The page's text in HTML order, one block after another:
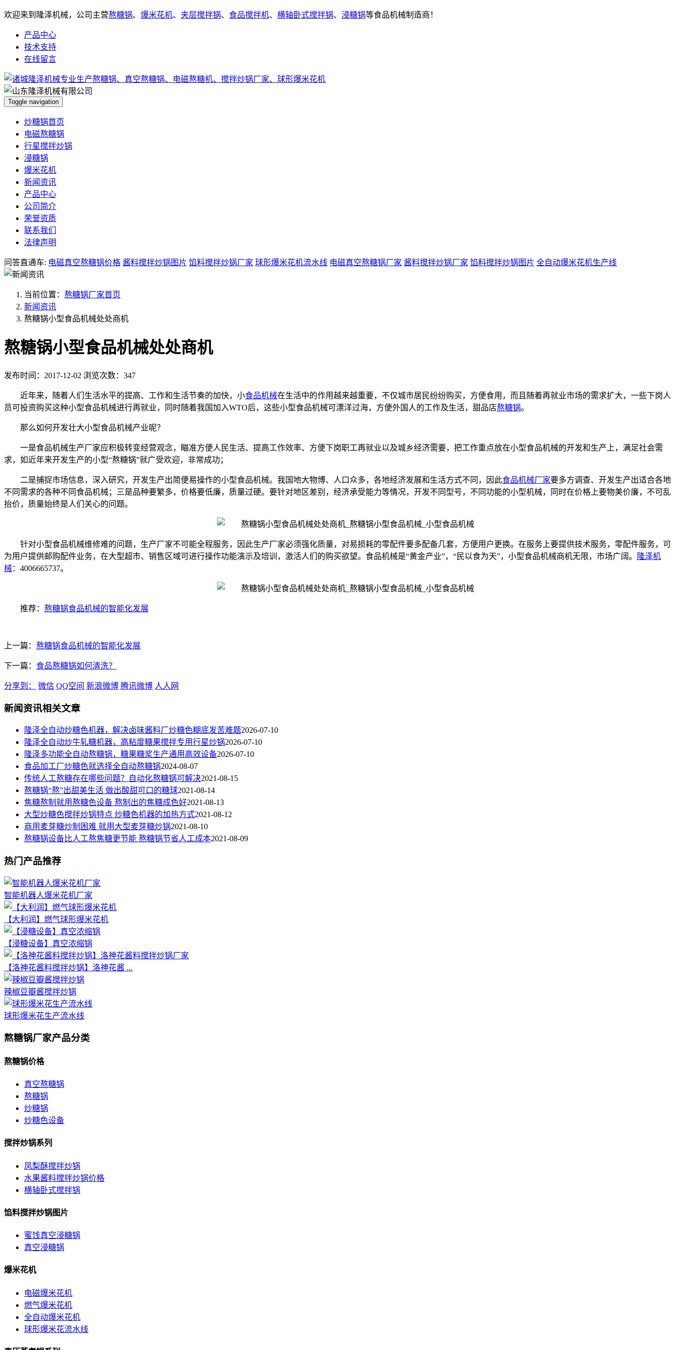
欢迎来到隆泽机械，公司主营熬糖锅、 爆米花机、 夹层搅拌锅、 食品搅拌机、 横轴卧式搅拌锅、 浸糖锅等食品机械制造商！
产品中心
技术支持
在线留言
Toggle navigation
炒糖锅首页
电磁熬糖锅
行星搅拌炒锅
浸糖锅
爆米花机
新闻资讯
产品中心
公司简介
荣誉资质
联系我们
法律声明
问答直通车: 电磁真空熬糖锅价格 酱料搅拌炒锅图片 馅料搅拌炒锅厂家 球形爆米花机流水线 电磁真空熬糖锅厂家 酱料搅拌炒锅厂家 馅料搅拌炒锅图片 全自动爆米花机生产线
当前位置： 熬糖锅厂家首页
新闻资讯
熬糖锅小型食品机械处处商机
熬糖锅小型食品机械处处商机
发布时间：2017-12-02 浏览次数：347
近年来，随着人们生活水平的提高、工作和生活节奏的加快，小食品机械在生活中的作用越来越重要，不仅城市居民纷纷购买，方便食用，而且随着再就业市场的需求扩大，一些下岗人
员可投资购买这种小型食品机械进行再就业，同时随着我国加入WTO后，这些小型食品机械可漂洋过海，方便外国人的工作及生活，甜品店熬糖锅。
那么如何开发壮大小型食品机械产业呢？
一是食品机械生产厂家应积极转变经营观念，瞄准方便人民生活、提高工作效率、方便下岗职工再就业以及城乡经济需要，把工作重点放在小型食品机械的开发和生产上，满足社会需
求，如近年来开发生产的小型“熬糖锅”就广受欢迎，非常成功；
二是捕捉市场信息，深入研究，开发生产出简便易操作的小型食品机械。我国地大物博、人口众多，各地经济发展和生活方式不同，因此食品机械厂家要多方调查、开发生产出适合各地
不同需求的各种不同食品机械；三是品种要繁多，价格要低廉，质量过硬。要针对地区差别，经济承受能力等情况，开发不同型号，不同功能的小型机械，同时在价格上要物美价廉，不可乱
抬价，质量始终是人们关心的问题。
针对小型食品机械维修难的问题，生产厂家不可能全程服务，因此生产厂家必须强化质量，对易损耗的零配件要多配备几套，方便用户更换。在服务上要提供技术服务，零配件服务，可
为用户提供邮购配件业务，在大型超市、销售区域可进行操作功能演示及培训，激活人们的购买欲望。食品机械是“黄金产业”，“民以食为天”，小型食品机械商机无限，市场广阔。
隆泽机
械：4006665737。
推荐： 熬糖锅食品机械的智能化发展
上一篇： 熬糖锅食品机械的智能化发展
下一篇： 食品熬糖锅如何清洗？
分享到： 微信 QQ空间 新浪微博 腾讯微博 人人网
新闻资讯相关文章
隆泽全自动炒糖色机器，解决卤味酱料厂炒糖色糊底发苦难题2026-07-10
隆泽全自动炒牛轧糖机器，高粘度糖果搅拌专用行星炒锅2026-07-10
隆泽多功能全自动熬糖锅，糖果糖浆生产通用高效设备2026-07-10
食品加工厂炒糖色就选择全自动熬糖锅2024-08-07
传统人工熬糖存在哪些问题？自动化熬糖锅可解决2021-08-15
熬糖锅“熬”出甜美生活 做出酸甜可口的糖球2021-08-14
焦糖熬制就用熬糖色设备 熬制出的焦糖成色好2021-08-13
大型炒糖色搅拌炒锅特点 炒糖色机器的加热方式2021-08-12
商用麦芽糖炒制困难 就用大型麦芽糖炒锅2021-08-10
熬糖锅设备比人工熬焦糖更节能 熬糖锅节省人工成本2021-08-09
热门产品推荐
智能机器人爆米花机厂家
【大利润】燃气球形爆米花机
【浸糖设备】真空浓缩锅
【洛神花酱料搅拌炒锅】洛神花酱 ...
辣椒豆瓣酱搅拌炒锅
球形爆米花生产流水线
熬糖锅厂家产品分类
熬糖锅价格
真空熬糖锅
熬糖锅
炒糖锅
炒糖色设备
搅拌炒锅系列
凤梨酥搅拌炒锅
水果酱料搅拌炒锅价格
横轴卧式搅拌锅
馅料搅拌炒锅图片
蜜饯真空浸糖锅
真空浸糖锅
爆米花机
电磁爆米花机
燃气爆米花机
全自动爆米花机
球形爆米花流水线